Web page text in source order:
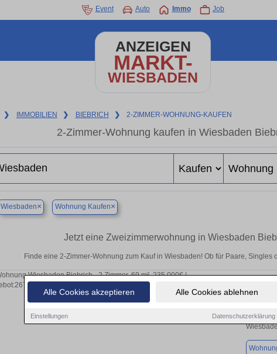
Alle Cookies akzeptieren Alle Cookies ablehnen
Einstellungen Datenschutzerklärung
Event Auto Immo Job
ANZEIGEN
MARKT-
WIESBADEN
❯ IMMOBILIEN ❯ BIEBRICH ❯ 2-ZIMMER-WOHNUNG-KAUFEN
2-Zimmer-Wohnung kaufen in Wiesbaden
Wiesbaden× Wohnung Kaufen×
Jetzt eine Zweizimmerwohnung in Wiesbaden
Finde eine 2-Zimmer-Wohnung zum Kauf in Wiesbaden! Ob für Paare,